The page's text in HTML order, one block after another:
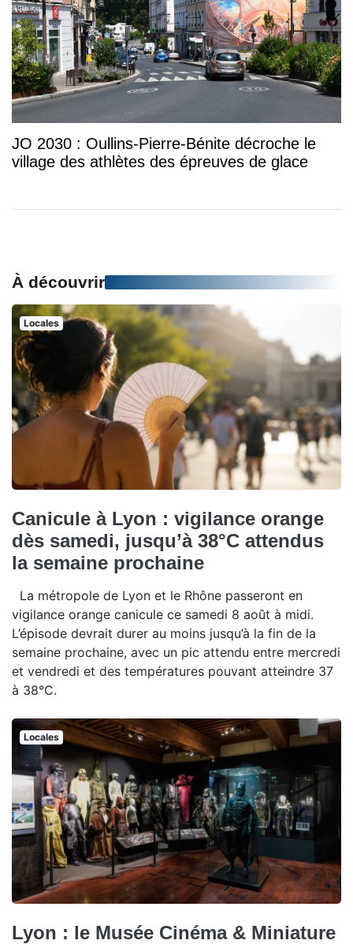
JO 2030 : Oullins-Pierre-Bénite décroche le
village des athlètes des épreuves de glace
À découvrir
Locales
Canicule à Lyon : vigilance orange
dès samedi, jusqu’à 38°C attendus
la semaine prochaine
La métropole de Lyon et le Rhône passeront en
vigilance orange canicule ce samedi 8 août à midi.
L’épisode devrait durer au moins jusqu’à la fin de la
semaine prochaine, avec un pic attendu entre mercredi
et vendredi et des températures pouvant atteindre 37
à 38°C.
Locales
Lyon : le Musée Cinéma & Miniature